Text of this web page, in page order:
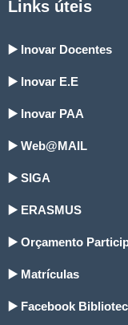
Links úteis
▶️ Inovar Docentes
▶️ Inovar E.E
▶️ Inovar PAA
▶️ Web@MAIL
▶️ SIGA
▶️ ERASMUS
▶️ Orçamento
▶️ Matrículas
▶️ Facebook